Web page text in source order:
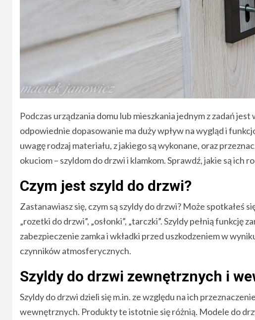
Podczas urządzania domu lub mieszkania jednym z zadań
odpowiednie dopasowanie ma duży wpływ na wygląd i
uwagę rodzaj materiału, z jakiego są wykonane, oraz
okuciom – szyldom do drzwi i klamkom. Sprawdź, jakie są ich
Czym jest szyld do drzwi?
Zastanawiasz się, czym są szyldy do drzwi? Może spotkałeś
„rozetki do drzwi”, „osłonki”, „tarczki”. Szyldy pełnią
zabezpieczenie zamka i wkładki przed uszkodzeniem w
czynników atmosferycznych.
Szyldy do drzwi zewnętrznych i
Szyldy do drzwi dzieli się m.in. ze względu na ich
wewnętrznych. Produkty te istotnie się różnią. Modele do